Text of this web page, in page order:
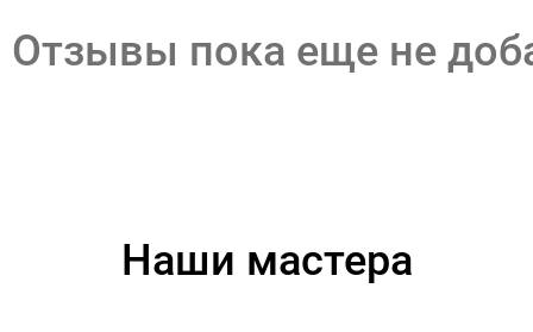
Отзывы пока еще не
Наши мастера